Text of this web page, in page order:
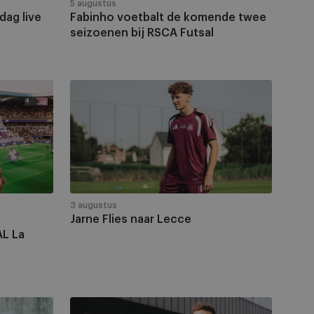
live
RSCA
Futsal
Fabinho voetbalt de komende twee
seizoenen bij RSCA Futsal
5 augustus
La
naar
Lecce
Jarne Flies naar Lecce
3 augustus